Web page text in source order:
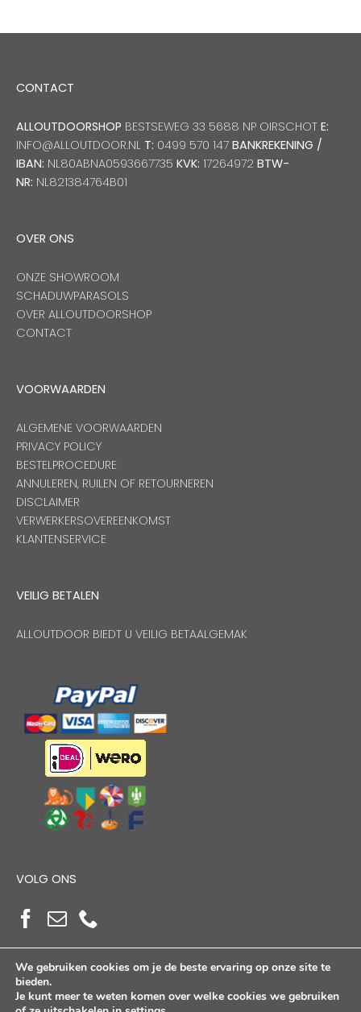
CONTACT
ALLOUTDOORSHOP BESTSEWEG 33 5688 NP OIRSCHOT E:
INFO@ALLOUTDOOR.NL T: 0499 570 147 BANKREKENING /
IBAN: NL80ABNA0593667735 KVK: 17264972 BTW-
NR: NL821384764B01
OVER ONS
ONZE SHOWROOM
SCHADUWPARASOLS
OVER ALLOUTDOORSHOP
CONTACT
VOORWAARDEN
ALGEMENE VOORWAARDEN
PRIVACY POLICY
BESTELPROCEDURE
ANNULEREN, RUILEN OF RETOURNEREN
DISCLAIMER
VERWERKERSOVEREENKOMST
KLANTENSERVICE
VEILIG BETALEN
ALLOUTDOOR BIEDT U VEILIG BETAALGEMAK
VOLG ONS
We gebruiken cookies om je de beste ervaring op onze site te
bieden.
Je kunt meer te weten komen over welke cookies we gebruiken